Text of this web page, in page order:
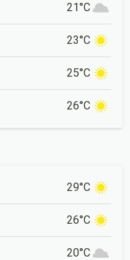
21°C
23°C
25°C
26°C
29°C
26°C
20°C